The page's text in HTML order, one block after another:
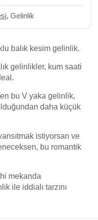
, Gelinlik
balık kesim gelinlik.
gelinlikler, kum saati
bu V yaka gelinlik,
daha küçük
istiyorsan ve
bu romantik
mekanda
ile iddialı tarzını